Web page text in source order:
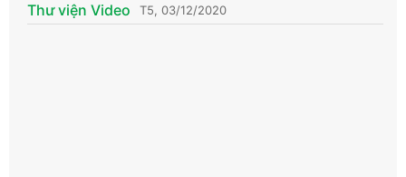
Thư viện Video T5, 03/12/2020